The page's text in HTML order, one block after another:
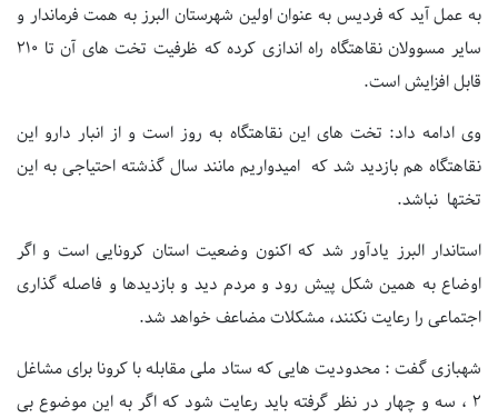
به عمل آید که فردیس به عنوان اولین شهرستان البرز به همت فرماندار و
سایر مسوولان نقاهتگاه راه اندازی کرده که ظرفیت تخت های آن تا ۲۱۰
قابل افزایش است.
وی ادامه داد: تخت های این نقاهتگاه به روز است و از انبار دارو این
نقاهتگاه هم بازدید شد که امیدواریم مانند سال گذشته احتیاجی به این
تختها نباشد.
استاندار البرز یادآور شد که اکنون وضعیت استان کرونایی است و اگر
اوضاع به همین شکل پیش رود و مردم دید و بازدیدها و فاصله گذاری
اجتماعی را رعایت نکنند، مشکلات مضاعف خواهد شد.
شهبازی گفت : محدودیت هایی که ستاد ملی مقابله با کرونا برای مشاغل
۲ ، سه و چهار در نظر گرفته باید رعایت شود که اگر به این موضوع بی